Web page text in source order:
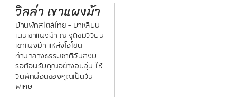
วิลล่า เขาแผงม้า
บ้านพักสไตล์ไทย - บาหลีบน
เนินเขาแผงม้า ณ จุดชมวิวบน
เขาแผงม้า แหล่งโอโซน
ท่ามกลางธรรมชาติอันสงบ
รอต้อนรับคุณอย่างอบอุ่น ให้
วันพักผ่อนของคุณเป็นวัน
พิเศษ